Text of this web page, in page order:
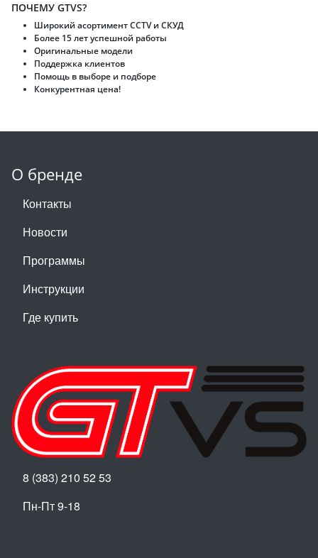
ПОЧЕМУ GTVS?
Широкий асортимент CCTV и CКУД
Более 15 лет успешной работы
Оригинальные модели
Поддержка клиентов
Помощь в выборе и подборе
Конкурентная цена!
О бренде
Контакты
Новости
Программы
Инструкции
Где купить
8 (383) 210 52 53
Пн-Пт 9-18